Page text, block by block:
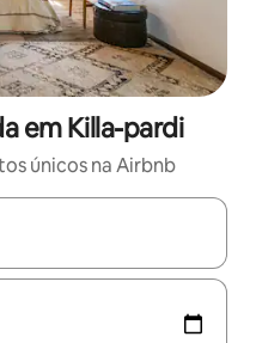
em Killa-pardi
únicos na Airbnb
disponíveis, navegue com